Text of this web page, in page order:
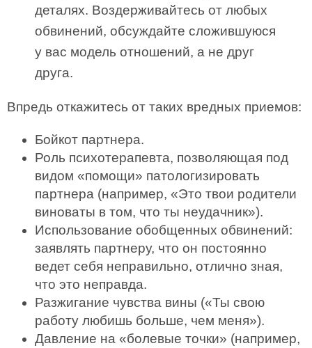
деталях. Воздерживайтесь от любых
обвинений, обсуждайте сложившуюся
у вас модель отношений, а не друг
друга.
Впредь откажитесь от таких вредных приемов:
Бойкот партнера.
Роль психотерапевта, позволяющая под
видом «помощи» патологизировать
партнера (например, «Это твои родители
виноваты в том, что ты неудачник»).
Использование обобщенных обвинений:
заявлять партнеру, что он постоянно
ведет себя неправильно, отлично зная,
что это неправда.
Разжигание чувства вины («Ты свою
работу любишь больше, чем меня»).
Давление на «болевые точки» (например,